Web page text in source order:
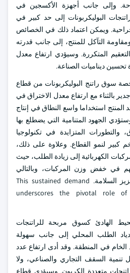
وإلى جانب أجهزة الأكسجين في
البوليكربونات إلى حد كبير في
ويمكن اعتماد ذلك في الخصائص
التآكل للمنتج، إلى جانب قدرته
المتكررة. وسيؤدي ارتفاع معدل
تحسين ديناميات الصناعة.
سوق راتنج البوليكربونات من قطاع
بالثناء مع ارتفاع معدل الاختراق في
المنتج استخداما واسع النطاق في إنتاج
الجهود المتنامية التي يضطلع بها
المتزايدة في تكنولوجيا
كبير لنمو القطاع. وعلاوة على ذلك،
الكهربائية إلى زيادة الطلب، حيث
في خفض وزن المركبات، وبالتالي
توسيع نطاق البطاريات وتعزيز السلامة. This sustained demand
underscores the pivotal role of
الهادئ كسوق مربحة للراتنجات
الطلب المحلي إلى جانب سهولة
في المنطقة. وقد أدى ارتفاع عدد
تنمية السقف التجاري والصناعي، ولا
متعددة الكربون. وسيؤدي قطاع